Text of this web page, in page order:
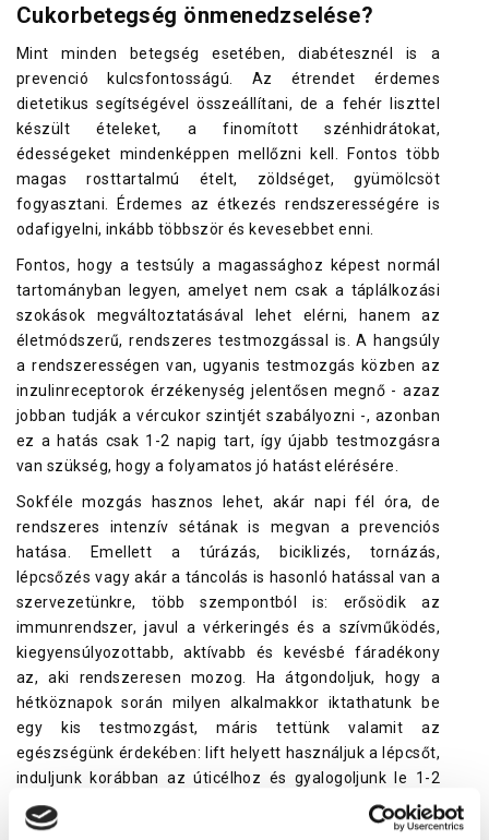
Cukorbetegség önmenedzselése?
Mint minden betegség esetében, diabétesznél is a
prevenció kulcsfontosságú. Az étrendet érdemes
dietetikus segítségével összeállítani, de a fehér liszttel
készült ételeket, a finomított szénhidrátokat,
édességeket mindenképpen mellőzni kell. Fontos több
magas rosttartalmú ételt, zöldséget, gyümölcsöt
fogyasztani. Érdemes az étkezés rendszerességére is
odafigyelni, inkább többször és kevesebbet enni.
Fontos, hogy a testsúly a magassághoz képest normál
tartományban legyen, amelyet nem csak a táplálkozási
szokások megváltoztatásával lehet elérni, hanem az
életmódszerű, rendszeres testmozgással is. A hangsúly
a rendszerességen van, ugyanis testmozgás közben az
inzulinreceptorok érzékenység jelentősen megnő - azaz
jobban tudják a vércukor szintjét szabályozni -, azonban
ez a hatás csak 1-2 napig tart, így újabb testmozgásra
van szükség, hogy a folyamatos jó hatást elérésére.
Sokféle mozgás hasznos lehet, akár napi fél óra, de
rendszeres intenzív sétának is megvan a prevenciós
hatása. Emellett a túrázás, biciklizés, tornázás,
lépcsőzés vagy akár a táncolás is hasonló hatással van a
szervezetünkre, több szempontból is: erősödik az
immunrendszer, javul a vérkeringés és a szívműködés,
kiegyensúlyozottabb, aktívabb és kevésbé fáradékony
az, aki rendszeresen mozog. Ha átgondoljuk, hogy a
hétköznapok során milyen alkalmakkor iktathatunk be
egy kis testmozgást, máris tettünk valamit az
egészségünk érdekében: lift helyett használjuk a lépcsőt,
induljunk korábban az úticélhoz és gyalogoljunk le 1-2
megállót. Ez a hozzáállás nem kizárólag a cukorbetegség
megelőzésében segíthet!